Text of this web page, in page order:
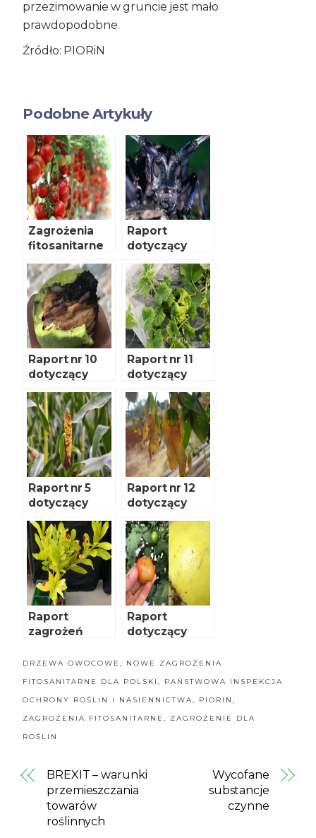
przezimowanie w gruncie jest mało
prawdopodobne.
Źródło: PIORiN
Podobne Artykuły
Zagrożenia
fitosanitarne
Raport
dotyczący
nowych
zagrożeń
fitosanitarnyc
h dla Polski
Raport nr 10
dotyczący
nowych
zagrożeń
fitosanitarnyc
h dla Polski
Raport nr 11
dotyczący
nowych
zagrożeń
fitosanitarnyc
h dla Polski
Raport nr 5
dotyczący
nowych
zagrożeń
fitosanitarnyc
h dla Polski
Raport nr 12
dotyczący
nowych
zagrożeń
fitosanitarnyc
h dla Polski
Raport
zagrożeń
h dla Polski
Raport
dotyczący
zagrożeń
fitosanitarnyc
DRZEWA OWOCOWE, NOWE ZAGROŻENIA
FITOSANITARNE DLA POLSKI, PAŃSTWOWA INSPEKCJA
OCHRONY ROŚLIN I NASIENNICTWA, PIORIN,
ZAGROŻENIA FITOSANITARNE, ZAGROŻENIE DLA
ROŚLIN
BREXIT – warunki
przemieszczania
towarów
roślinnych
Wycofane
substancje
czynne